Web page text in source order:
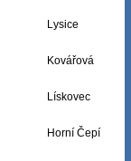
Lysice
Kovářová
Lískovec
Horní Čepí